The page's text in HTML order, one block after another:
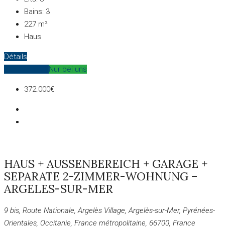
Bains: 3
227 m²
Haus
Détails
Nur bei uns
372.000€
HAUS + AUSSENBEREICH + GARAGE +
SEPARATE 2-ZIMMER-WOHNUNG –
ARGELES-SUR-MER
9 bis, Route Nationale, Argelès Village, Argelès-sur-Mer, Pyrénées-
Orientales, Occitanie, France métropolitaine, 66700, France